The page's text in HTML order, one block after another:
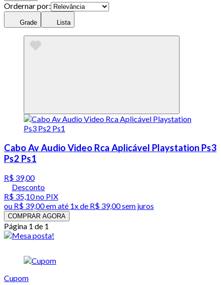
Ordernar por:
Grade Lista
Cabo Av Audio Video Rca Aplicável Playstation Ps3
Ps2 Ps1
R$ 39,00
Desconto
R$ 35,10no PIX
ou R$ 39,00em até 1x de R$ 39,00sem juros
COMPRAR AGORA
Página 1 de 1
Cupom